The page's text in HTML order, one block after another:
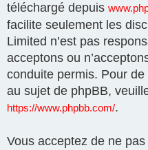
téléchargé depuis
facilite seulement les
Limited n’est pas
acceptons ou
conduite permis. Pour
au sujet de phpBB,
https://www.phpbb.com/.
Vous acceptez de ne